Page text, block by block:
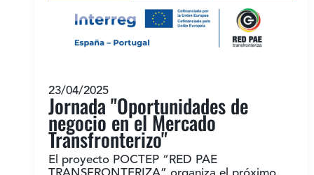
23/04/2025
Jornada "Oportunidades de
negocio en el Mercado
Transfronterizo"
El proyecto POCTEP “RED PAE